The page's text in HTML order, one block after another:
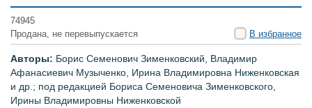
74945
Продана, не перевыпускается
В избранное
Авторы: Борис Семенович Зименковский, Владимир
Афанасиевич Музыченко, Ирина Владимировна Ниженковская
и др.; под редакцией Бориса Семеновича Зименковского,
Ирины Владимировны Ниженковской